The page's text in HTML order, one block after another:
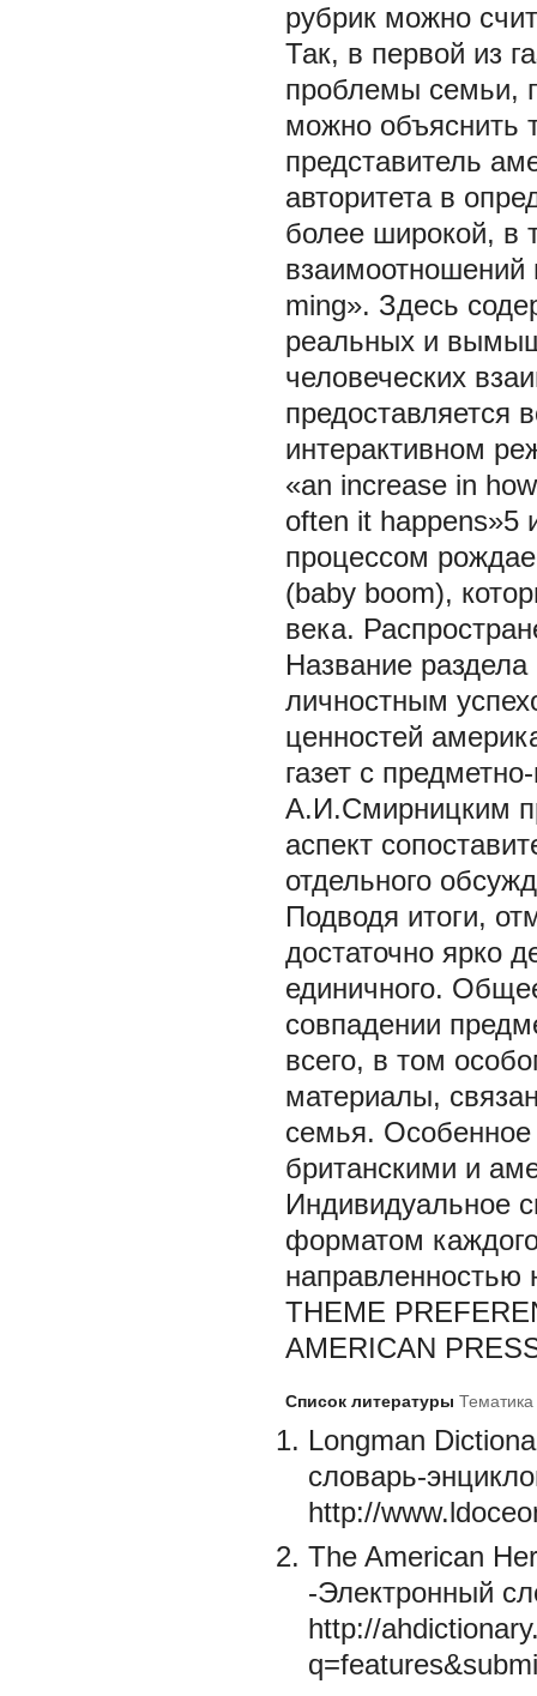
рубрик можно
Так, в первой из
проблемы семьи,
можно объяснить
представитель
авторитета в
более широкой, в
взаимоотношений
ming». Здесь
реальных и
человеческих
предоставляется
интерактивном
«an increase in
often it happens»5
процессом
(baby boom),
века.
Название
личностным
ценностей
газет с
А.И.Смирницким
аспект
отдельного
Подводя итоги,
достаточно ярко
единичного.
совпадении
всего, в том
материалы,
семья.
британскими и
Индивидуальное
форматом
направленностью
THEME
AMERICAN
Список литературы
Longman
словарь-
http://
The American
-Электронный
http://